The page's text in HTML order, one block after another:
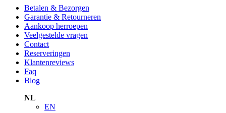
Betalen & Bezorgen
Garantie & Retourneren
Aankoop herroepen
Veelgestelde vragen
Contact
Reserveringen
Klantenreviews
Faq
Blog
NL
EN